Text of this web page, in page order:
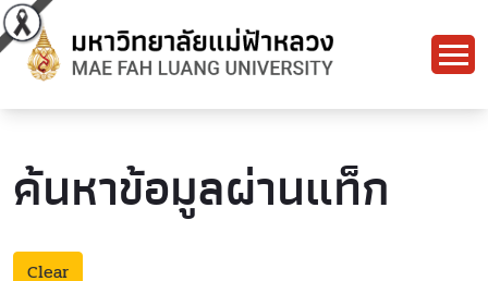
ค้นหาข้อมูลผ่านแท็ก
Clear